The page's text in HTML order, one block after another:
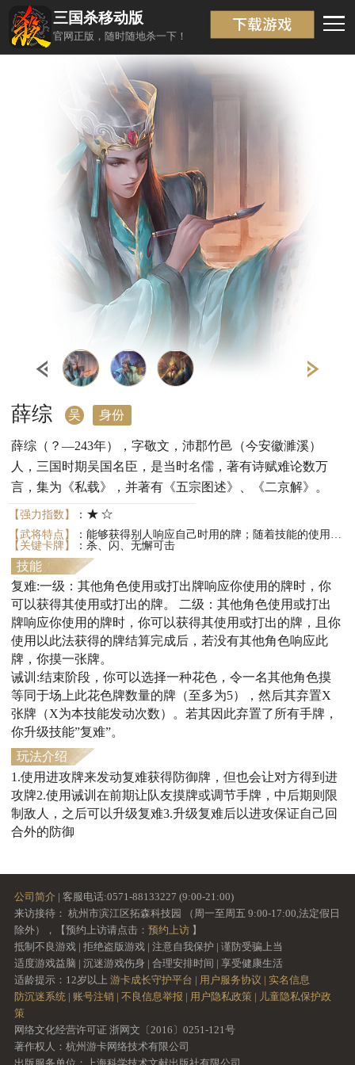
三国杀移动版
官网正版，随时随地杀一下！
返回
薛综 吴 身份
薛综（？―243年），字敬文，沛郡竹邑（今安徽濉溪）
人，三国时期吴国名臣，是当时名儒，著有诗赋难论数万
言，集为《私载》，并著有《五宗图述》、《二京解》。
【强力指数】 ： ★☆
【武将特点】
：能够获得别人响应自己时用的牌；随着技能的使用和场上方块牌数量的变化可以在辅助队友和限制敌人的定位之间切换。
【关键卡牌】
：杀、闪、无懈可击
技能
复难:一级：其他角色使用或打出牌响应你使用的牌时，你
可以获得其使用或打出的牌。 二级：其他角色使用或打出
牌响应你使用的牌时，你可以获得其使用或打出的牌，且你
使用以此法获得的牌结算完成后，若没有其他角色响应此
牌，你摸一张牌。
诫训:结束阶段，你可以选择一种花色，令一名其他角色摸
等同于场上此花色牌数量的牌（至多为5），然后其弃置X
张牌（X为本技能发动次数）。若其因此弃置了所有手牌，
你升级技能”复难”。
玩法介绍
1.使用进攻牌来发动复难获得防御牌，但也会让对方得到进
攻牌2.使用诫训在前期让队友摸牌或调节手牌，中后期则限
制敌人，之后可以升级复难3.升级复难后以进攻保证自己回
合外的防御
公司简介 | 客服电话:0571-88133227 (9:00-21:00)
来访接待： 杭州市滨江区拓森科技园 （周一至周五 9:00-17:00,法定假日
除外），【预约上访请点击： 预约上访】
抵制不良游戏 | 拒绝盗版游戏 | 注意自我保护 | 谨防受骗上当
适度游戏益脑 | 沉迷游戏伤身 | 合理安排时间 | 享受健康生活
适龄提示：12岁以上 游卡成长守护平台 | 用户服务协议 | 实名信息
防沉迷系统 | 账号注销 | 不良信息举报 | 用户隐私政策 | 儿童隐私保护政
策
网络文化经营许可证 浙网文〔2016〕0251-121号
著作权人：杭州游卡网络技术有限公司